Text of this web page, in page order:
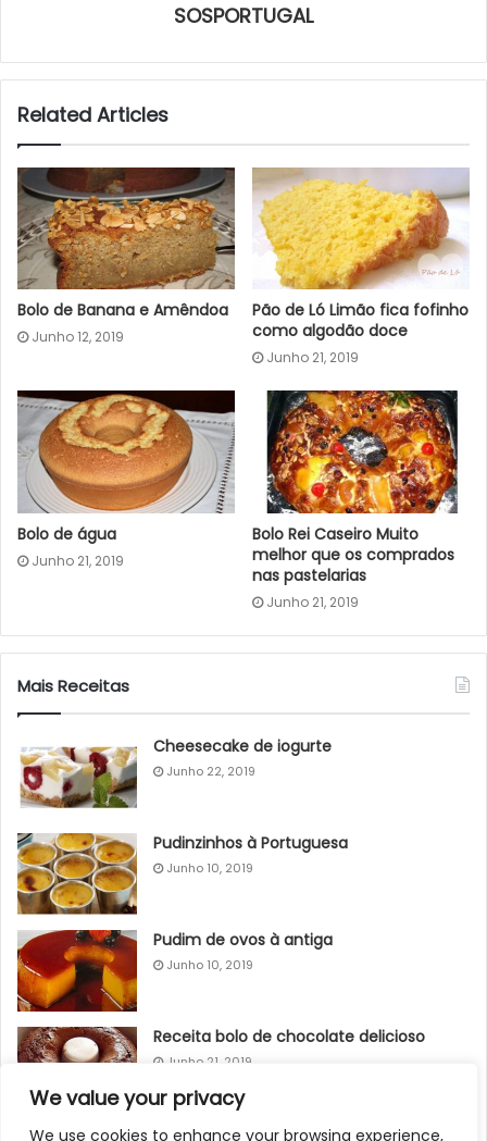
We value your privacy
We use cookies to enhance your browsing experience,
SOSPORTUGAL
Related Articles
Bolo de Banana e Amêndoa
Junho 12, 2019
Pão de Ló Limão fica fofinho
como algodão doce
Junho 21, 2019
Bolo de água
Junho 21, 2019
Bolo Rei Caseiro Muito
melhor que os comprados
nas pastelarias
Junho 21, 2019
Mais Receitas
Cheesecake de iogurte
Junho 22, 2019
Pudinzinhos à Portuguesa
Junho 10, 2019
Pudim de ovos à antiga
Junho 10, 2019
Receita bolo de chocolate delicioso
Junho 21, 2019
Pudim de Pão com Coco